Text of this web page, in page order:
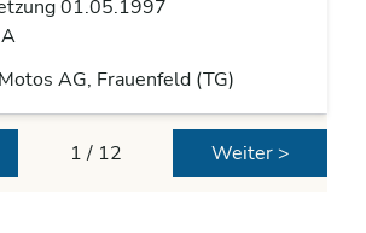
01.05.1997
AG, Frauenfeld (TG)
1 / 12 Weiter >